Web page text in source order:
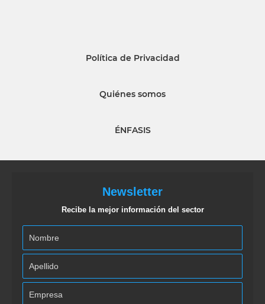
Política de Privacidad
Quiénes somos
ÉNFASIS
Newsletter
Recibe la mejor información del sector